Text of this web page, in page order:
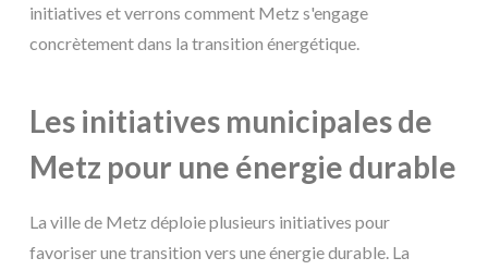
initiatives et verrons comment Metz s'engage
concrètement dans la transition énergétique.
Les initiatives municipales de
Metz pour une énergie durable
La ville de Metz déploie plusieurs initiatives pour
favoriser une transition vers une énergie durable. La